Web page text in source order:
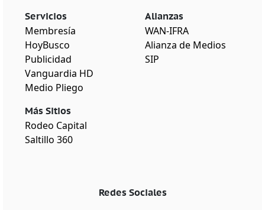
Servicios
Membresía
HoyBusco
Publicidad
Vanguardia HD
Medio Pliego
Más Sitios
Rodeo Capital
Saltillo 360
Alianzas
WAN-IFRA
Alianza de Medios
SIP
Redes Sociales